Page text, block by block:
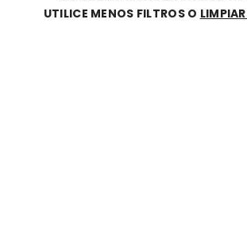
UTILICE MENOS FILTROS O